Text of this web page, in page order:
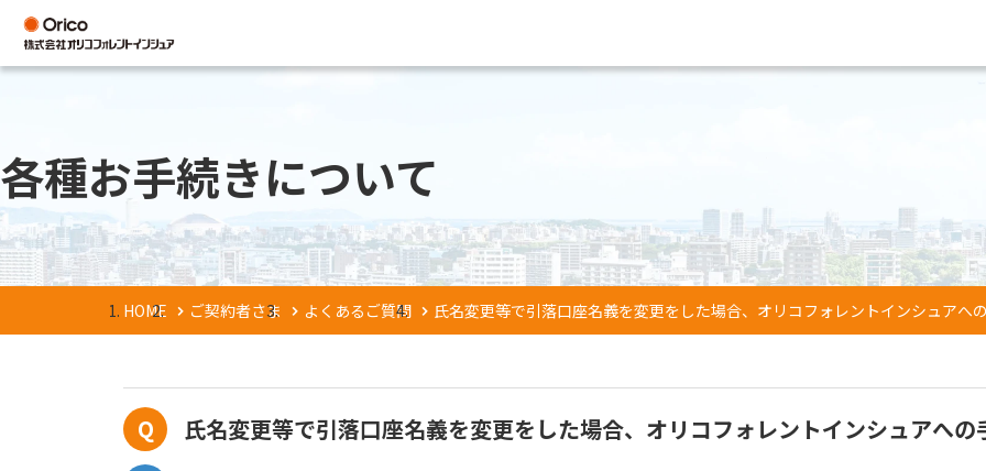
各種お手続きについて
HOME ご契約者さま よくあるご質問 氏名変更等で引落口座名義を変更をした場合、オリコフォレントインシュアへ
氏名変更等で引落口座名義を変更をした場合、オリコフォレントインシュアへ